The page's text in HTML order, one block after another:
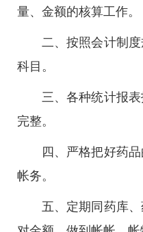
量、金额的核算工作。
二、按照会计制
科目。
三、各种统计报表
完整。
四、严格把好药
帐务。
五、定期同药库